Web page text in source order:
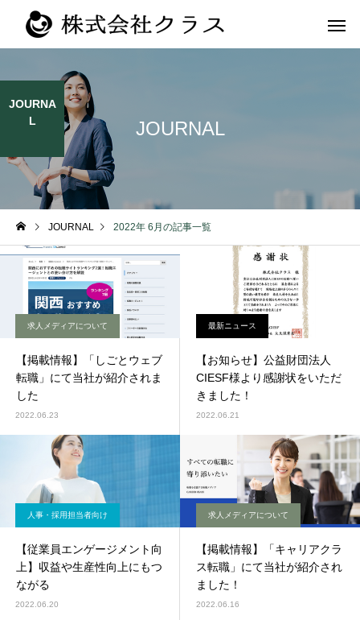
新卒
JOURNAL
JOURNA
L
JOURNAL 2022年 6月の記事一覧
求人メディアについて
【掲載情報】「しごとウェブ
転職」にて当社が紹介されま
した
2022.06.23
最新ニュース
【お知らせ】公益財団法人
CIESF様より感謝状をいただ
きました！
2022.06.21
人事・採用担当者向け
【従業員エンゲージメント向
上】収益や生産性向上にもつ
ながる
2022.06.20
求人メディアについて
【掲載情報】「キャリアクラ
ス転職」にて当社が紹介され
ました！
2022.06.16